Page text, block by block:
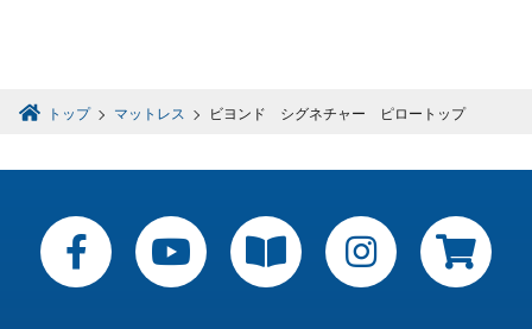
トップ マットレス ビヨンド シグネチャー ピロートップ